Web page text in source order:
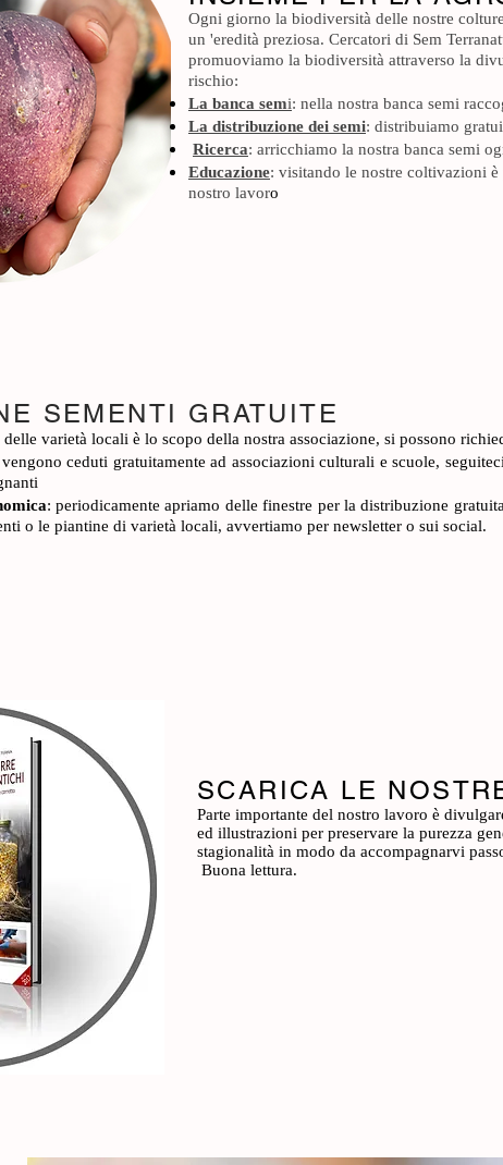
Ogni giorno la biodiversità delle nostre
un 'eredità preziosa. Cercatori di Sem
promuoviamo la biodiversità attraverso la
rischio:
La banca semi: nella nostra banca semi
La distribuzione dei semi: distribuiamo
Ricerca: arricchiamo la nostra banca semi
Educazione: visitando le nostre coltivazioni
nostro lavoro
SEMENTI GRATUITE
varietà locali è lo scopo della nostra associazione, si possono
ceduti gratuitamente ad associazioni culturali e scuole,
: periodicamente apriamo delle finestre per la distribuzione
o le piantine di varietà locali, avvertiamo per newsletter o sui social.
SCARICA LE
Parte importante del nostro lavoro è
ed illustrazioni per preservare la purezza
stagionalità in modo da accompagnarvi
Buona lettura.